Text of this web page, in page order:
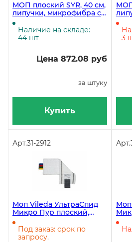
МОП плоский SYR, 40 см,
липучки, микрофибра с
абразивом, синий
Наличие на складе:
44 шт
Цена 872.08 руб
за штуку
Купить
МОП
3
Арт.31-2912
Моп Vileda УльтраСпид
Микро Пур плоский,
ремни, микрофибра,
40х14 см
Под заказ: срок по
запросу.
Арт.
Моп